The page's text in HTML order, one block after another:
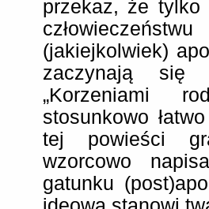
przekaz, że tylko
(jakiejkolwiek)
zaczynają się
„Korzeniami
stosunkowo
tej powieści
wzorcowo
gatunku